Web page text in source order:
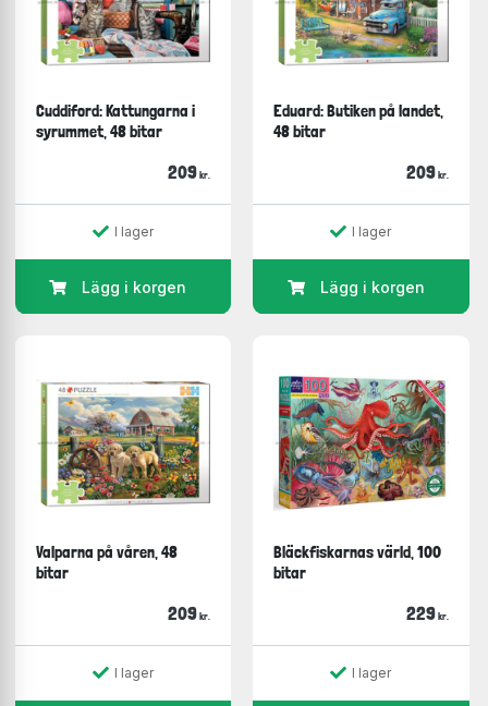
Cuddiford: Kattungarna i
syrummet, 48 bitar
209 kr.
I lager
Lägg i korgen
Eduard: Butiken på landet,
48 bitar
209 kr.
I lager
Lägg i korgen
Valparna på våren, 48
bitar
209 kr.
I lager
Bläckfiskarnas värld, 100
bitar
229 kr.
I lager